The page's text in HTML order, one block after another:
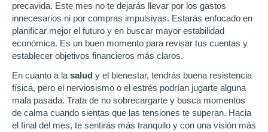
precavida. Este mes no te dejarás llevar por los gastos
innecesarios ni por compras impulsivas. Estarás enfocado en
planificar mejor el futuro y en buscar mayor estabilidad
económica. Es un buen momento para revisar tus cuentas y
establecer objetivos financieros más claros.
En cuanto a la salud y el bienestar, tendrás buena resistencia
física, pero el nerviosismo o el estrés podrían jugarte alguna
mala pasada. Trata de no sobrecargarte y busca momentos
de calma cuando sientas que las tensiones te superan. Hacia
el final del mes, te sentirás más tranquilo y con una visión más